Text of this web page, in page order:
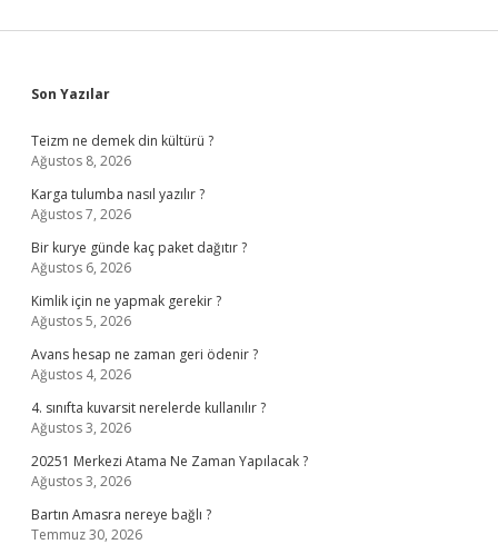
Sidebar
Son Yazılar
Teizm ne demek din kültürü ?
Ağustos 8, 2026
Karga tulumba nasıl yazılır ?
Ağustos 7, 2026
Bir kurye günde kaç paket dağıtır ?
Ağustos 6, 2026
Kimlik için ne yapmak gerekir ?
Ağustos 5, 2026
Avans hesap ne zaman geri ödenir ?
Ağustos 4, 2026
4. sınıfta kuvarsit nerelerde kullanılır ?
Ağustos 3, 2026
20251 Merkezi Atama Ne Zaman Yapılacak ?
Ağustos 3, 2026
Bartın Amasra nereye bağlı ?
Temmuz 30, 2026